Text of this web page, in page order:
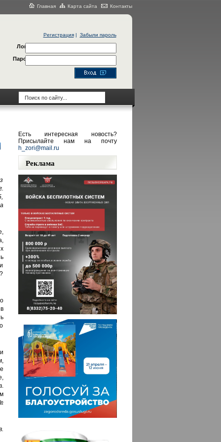
Главная Карта сайта Контакты
Регистрация| Забыли пароль
Логин
Пароль
Есть интересная новость?
Присылайте нам на почту
h_zori@mail.ru
Реклама